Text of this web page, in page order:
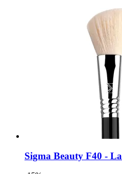
Sigma Beauty F40 -​